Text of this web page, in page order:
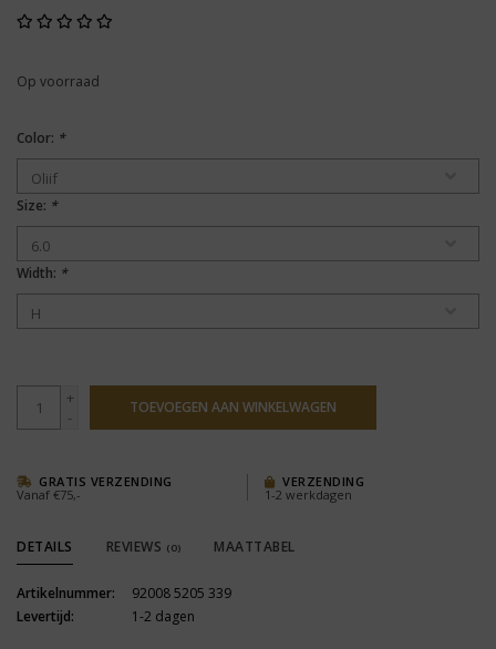
Op voorraad
Color: *
Size: *
Width: *
+
-
TOEVOEGEN AAN WINKELWAGEN
GRATIS VERZENDING
Vanaf €75,-
VERZENDING
1-2 werkdagen
DETAILS REVIEWS (0) MAATTABEL
Artikelnummer:
92008 5205 339
Levertijd:
1-2 dagen